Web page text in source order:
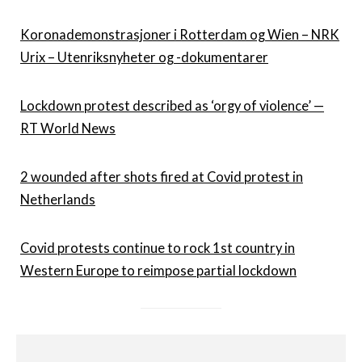
Koronademonstrasjoner i Rotterdam og Wien – NRK
Urix – Utenriksnyheter og -dokumentarer
Lockdown protest described as ‘orgy of violence’ —
RT World News
2 wounded after shots fired at Covid protest in
Netherlands
Covid protests continue to rock 1st country in
Western Europe to reimpose partial lockdown